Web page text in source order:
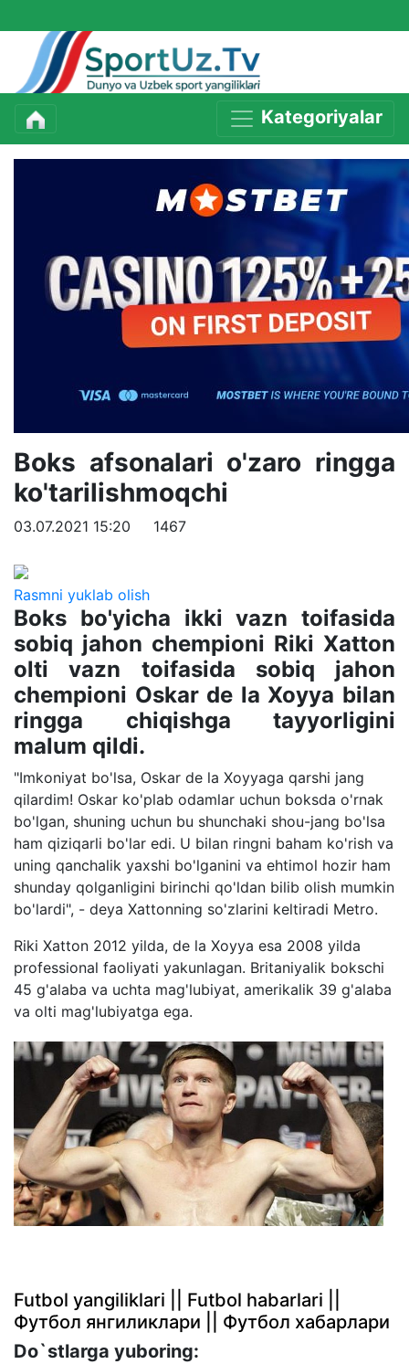
Kategoriyalar
Boks afsonalari o'zaro ringga
ko'tarilishmoqchi
03.07.2021 15:20 1467
Rasmni yuklab olish
Boks bo'yicha ikki vazn toifasida
sobiq jahon chempioni Riki Xatton
olti vazn toifasida sobiq jahon
chempioni Oskar de la Xoyya bilan
ringga chiqishga tayyorligini
malum qildi.
"Imkoniyat bo'lsa, Oskar de la Xoyyaga qarshi jang
qilardim! Oskar ko'plab odamlar uchun boksda o'rnak
bo'lgan, shuning uchun bu shunchaki shou-jang bo'lsa
ham qiziqarli bo'lar edi. U bilan ringni baham ko'rish va
uning qanchalik yaxshi bo'lganini va ehtimol hozir ham
shunday qolganligini birinchi qo'ldan bilib olish mumkin
bo'lardi", - deya Xattonning so'zlarini keltiradi Metro.
Riki Xatton 2012 yilda, de la Xoyya esa 2008 yilda
professional faoliyati yakunlagan. Britaniyalik bokschi
45 g'alaba va uchta mag'lubiyat, amerikalik 39 g'alaba
va olti mag'lubiyatga ega.
Futbol yangiliklari || Futbol habarlari ||
Футбол янгиликлари || Футбол хабарлари
Do`stlarga yuboring: